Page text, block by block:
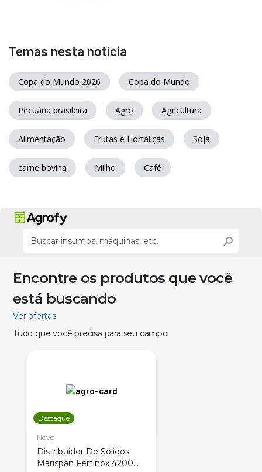
Temas nesta notícia
Copa do Mundo 2026 Copa do Mundo
Pecuária brasileira Agro Agricultura
Alimentação Frutas e Hortaliças Soja
carne bovina Milho Café
Encontre os produtos que você
está buscando
Ver ofertas
Tudo que você precisa para seu campo
Destaque
Novo
Distribuidor De Sólidos
Marispan Fertinox 4200